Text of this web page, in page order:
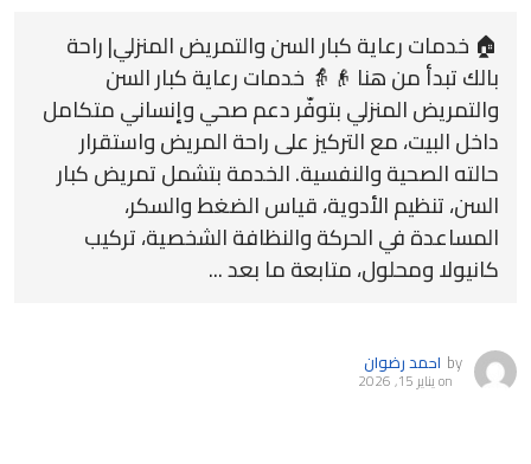
🏠 خدمات رعاية كبار السن والتمريض المنزلي| راحة
بالك تبدأ من هنا 👴👵 خدمات رعاية كبار السن
والتمريض المنزلي بتوفّر دعم صحي وإنساني متكامل
داخل البيت، مع التركيز على راحة المريض واستقرار
حالته الصحية والنفسية. الخدمة بتشمل تمريض كبار
السن، تنظيم الأدوية، قياس الضغط والسكر،
المساعدة في الحركة والنظافة الشخصية، تركيب
كانيولا ومحلول، متابعة ما بعد ...
by احمد رضوان
onيناير 15, 2026